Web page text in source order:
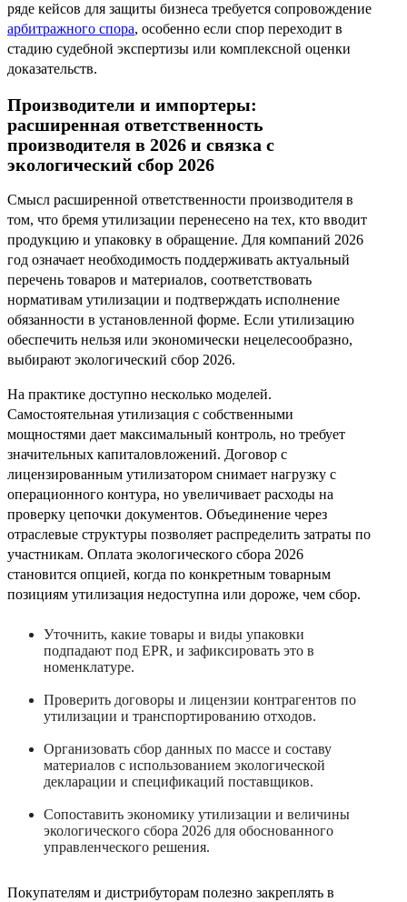
ряде кейсов для защиты бизнеса требуется сопровождение
арбитражного спора, особенно если спор переходит в
стадию судебной экспертизы или комплексной оценки
доказательств.
Производители и импортеры:
расширенная ответственность
производителя в 2026 и связка с
экологический сбор 2026
Смысл расширенной ответственности производителя в
том, что бремя утилизации перенесено на тех, кто вводит
продукцию и упаковку в обращение. Для компаний 2026
год означает необходимость поддерживать актуальный
перечень товаров и материалов, соответствовать
нормативам утилизации и подтверждать исполнение
обязанности в установленной форме. Если утилизацию
обеспечить нельзя или экономически нецелесообразно,
выбирают экологический сбор 2026.
На практике доступно несколько моделей.
Самостоятельная утилизация с собственными
мощностями дает максимальный контроль, но требует
значительных капиталовложений. Договор с
лицензированным утилизатором снимает нагрузку с
операционного контура, но увеличивает расходы на
проверку цепочки документов. Объединение через
отраслевые структуры позволяет распределить затраты по
участникам. Оплата экологического сбора 2026
становится опцией, когда по конкретным товарным
позициям утилизация недоступна или дороже, чем сбор.
Уточнить, какие товары и виды упаковки
подпадают под EPR, и зафиксировать это в
номенклатуре.
Проверить договоры и лицензии контрагентов по
утилизации и транспортированию отходов.
Организовать сбор данных по массе и составу
материалов с использованием экологической
декларации и спецификаций поставщиков.
Сопоставить экономику утилизации и величины
экологического сбора 2026 для обоснованного
управленческого решения.
Покупателям и дистрибуторам полезно закреплять в